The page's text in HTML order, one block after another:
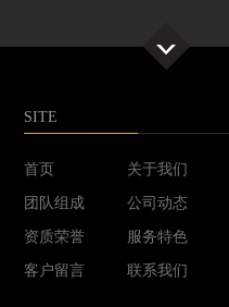
SITE
首页 关于我们
团队组成 公司动态
资质荣誉 服务特色
客户留言 联系我们